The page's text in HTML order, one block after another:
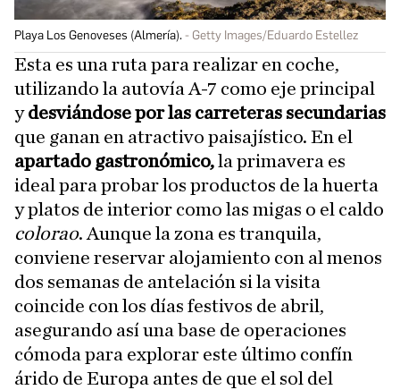
Playa Los Genoveses (Almería). Getty Images/Eduardo Estellez
Esta es una ruta para realizar en coche,
utilizando la autovía A-7 como eje principal
ydesviándose por las carreteras secundarias
que ganan en atractivo paisajístico. En el
apartado gastronómico,la primavera es
ideal para probar los productos de la huerta
y platos de interior como las migas o el caldo
colorao. Aunque la zona es tranquila,
conviene reservar alojamiento con al menos
dos semanas de antelación si la visita
coincide con los días festivos de abril,
asegurando así una base de operaciones
cómoda para explorar este último confín
árido de Europa antes de que el sol del